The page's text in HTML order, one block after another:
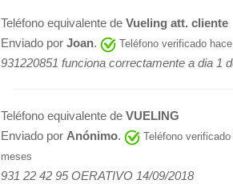
Teléfono equivalente de Vueling att. cliente
Enviado por Joan. Teléfono verificado
931220851 funciona correctamente a dia 1
Teléfono equivalente de VUELING
Enviado por Anónimo.
Teléfono
meses
931 22 42 95 OERATIVO 14/09/2018